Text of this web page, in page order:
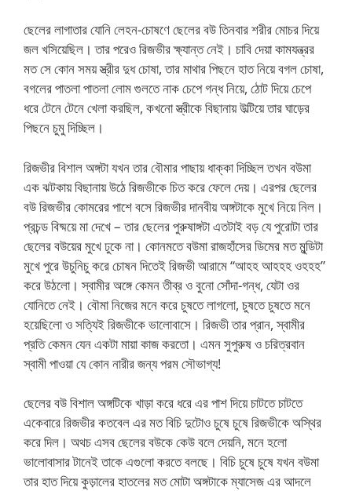
ছেলের লাগাতার যোনি লেহন-চোষণে ছেলের বউ তিনবার শরীর মোচর দিয়ে
জল খসিয়েছিল। তার পরেও রিজভীর ক্ষ্যান্ত নেই। চাবি দেয়া কামযন্ত্রর
মত সে কোন সময় স্ত্রীর দুধ চোষা, তার মাথার পিছনে হাত নিয়ে বগল চোষা,
বগলের পাতলা পাতলা লোম গুলতে নাক চেপে গন্ধ নিয়ে, ঠোট দিয়ে চেপে
ধরে টেনে টেনে খেলা করছিল, কখনো স্ত্রীকে বিছানায় উল্টিয়ে তার ঘাড়ের
পিছনে চুমু দিচ্ছিল।
রিজভীর বিশাল অঙ্গটা যখন তার বৌমার পাছায় ধাক্কা দিচ্ছিল তখন বউমা
এক ঝটকায় বিছানায় উঠে রিজভীকে চিত করে ফেলে দেয়। এরপর ছেলের
বউ রিজভীর কোমরের পাশে বসে রিজভীর দানবীয় অঙ্গটাকে মুখে নিয়ে নিল।
প্রচন্ড বিষ্ময়ে মা দেখে – তার ছেলের পুরুষাঙ্গটা এতটাই বড় যে পুরোটা তার
ছেলের বউয়ের মুখে ঢুকে না। কোনমতে বউমা রাজহাঁসের ডিমের মত মুন্ডিটা
মুখে পুরে উচুনিচু করে চোষন দিতেই রিজভী আরামে “আহহ আহহহ ওহহহ”
করে উঠলো। স্বামীর অঙ্গে কেমন তীব্র ও বুনো সোঁদা-গন্ধ, যেটা ওর
যোনিতে নেই। বৌমা নিজের মনে করে চুষতে লাগলো, চুষতে চুষতে মনে
হয়েছিলো ও সত্যিই রিজভীকে ভালোবাসে। রিজভী তার প্রান, স্বামীর
প্রতি কেমন যেন একটা মায়া কাজ করতো। এমন সুপুরুষ ও চরিত্রবান
স্বামী পাওয়া যে কোন নারীর জন্য পরম সৌভাগ্য!
ছেলের বউ বিশাল অঙ্গটিকে খাড়া করে ধরে এর পাশ দিয়ে চাটতে চাটতে
একেবারে রিজভীর কতবেল এর মত বিচি দুটোও চুষে চুষে রিজভীকে অস্থির
করে দিল। অথচ এসব ছেলের বউকে কেউ বলে দেয়নি, মনে হলো
ভালোবাসার টানেই তাকে এগুলো করতে বলছে। বিচি চুষে চুষে যখন বউমা
তার হাত দিয়ে কুড়ালের হাতলের মত মোটা অঙ্গটাকে ম্যাসেজ এর আদলে